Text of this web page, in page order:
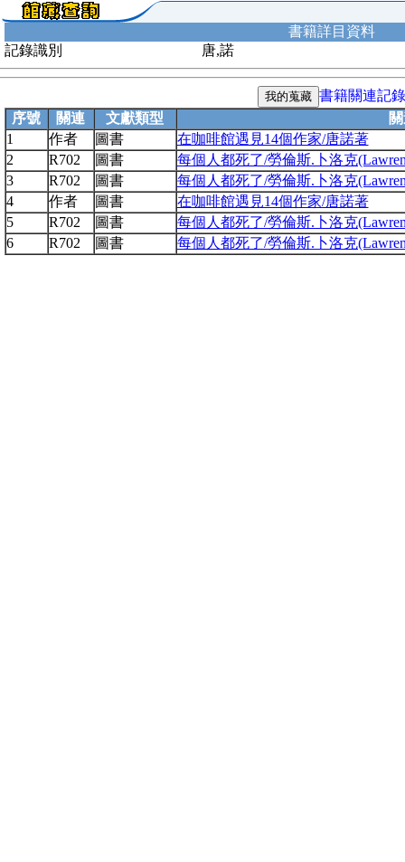
書籍詳目資料
記錄識別
唐,諾
書籍關連記錄
序號
關連 文獻類型
1
作者 圖書
在咖啡館遇見14個作家/唐諾著
2
R702 圖書
每個人都死了/勞倫斯.卜洛克
3
R702 圖書
每個人都死了/勞倫斯.卜洛克
4
作者 圖書
在咖啡館遇見14個作家/唐諾著
5
R702 圖書
每個人都死了/勞倫斯.卜洛克
6
R702 圖書 每個人都死了/勞倫斯.卜洛克